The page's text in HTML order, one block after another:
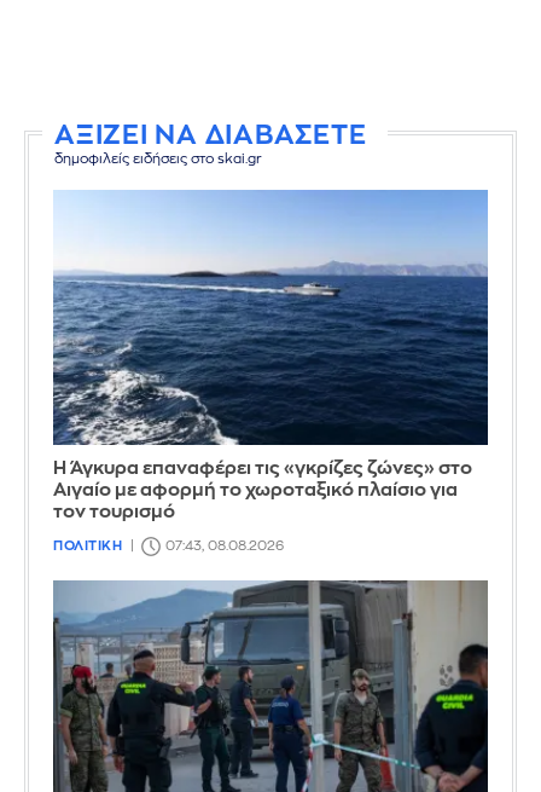
ΑΞΙΖΕΙ ΝΑ ΔΙΑΒΑΣΕΤΕ
δημοφιλείς ειδήσεις στο skai.gr
Η Άγκυρα επαναφέρει τις «γκρίζες ζώνες» στο
Αιγαίο με αφορμή το χωροταξικό πλαίσιο για
τον τουρισμό
ΠΟΛΙΤΙΚΗ 07:43, 08.08.2026